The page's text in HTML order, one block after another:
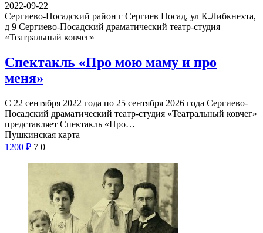
2022-09-22
Сергиево-Посадский район г Сергиев Посад, ул К.Либкнехта,
д 9 Сергиево-Посадский драматический театр-студия
«Театральный ковчег»
Спектакль «Про мою маму и про
меня»
С 22 сентября 2022 года по 25 сентября 2026 года Сергиево-
Посадский драматический театр-студия «Театральный ковчег»
представляет Спектакль «Про…
Пушкинская карта
1200 ₽ 7 0